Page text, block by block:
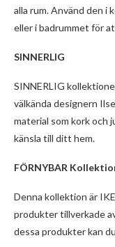
alla rum. Använd den i
eller i badrummet för
SINNERLIG
SINNERLIG
välkända designern
material som kork och
känsla till ditt hem.
FÖRNYBAR
Denna kollektion är
produkter tillverkade
dessa produkter kan